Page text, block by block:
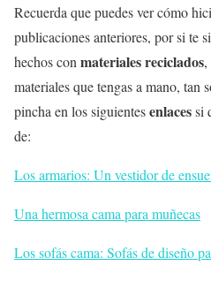
Recuerda que puedes ver cómo
publicaciones anteriores, por si te
hechos con materiales reciclados,
materiales que tengas a mano, tan
pincha en los siguientesenlacessi
de:
Los armarios: Un vestidor de
Una hermosa cama para muñecas
Los sofás cama: Sofás de diseño